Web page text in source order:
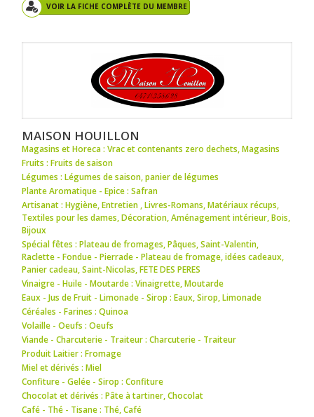
VOIR LA FICHE COMPLÈTE DU MEMBRE
MAISON HOUILLON
Magasins et Horeca : Vrac et contenants zero dechets,Magasins
Fruits : Fruits de saison
Légumes : Légumes de saison,panier de légumes
Plante Aromatique - Epice : Safran
Artisanat : Hygiène,Entretien ,Livres-Romans,Matériaux récups,
Textiles pour les dames,Décoration,Aménagement intérieur,Bois,
Bijoux
Spécial fêtes : Plateau de fromages,Pâques,Saint-Valentin,
Raclette - Fondue - Pierrade - Plateau de fromage,idées cadeaux,
Panier cadeau,Saint-Nicolas,FETE DES PERES
Vinaigre - Huile - Moutarde : Vinaigrette,Moutarde
Eaux - Jus de Fruit - Limonade - Sirop : Eaux,Sirop,Limonade
Céréales - Farines : Quinoa
Volaille - Oeufs : Oeufs
Viande - Charcuterie - Traiteur : Charcuterie - Traiteur
Produit Laitier : Fromage
Miel et dérivés : Miel
Confiture - Gelée - Sirop : Confiture
Chocolat et dérivés : Pâte à tartiner,Chocolat
Café - Thé - Tisane : Thé,Café